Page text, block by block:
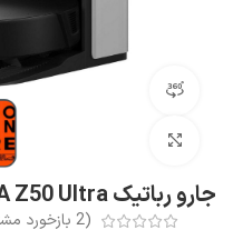
جارو رباتیک MOVA Z50 Ultra
(
2 بازخورد